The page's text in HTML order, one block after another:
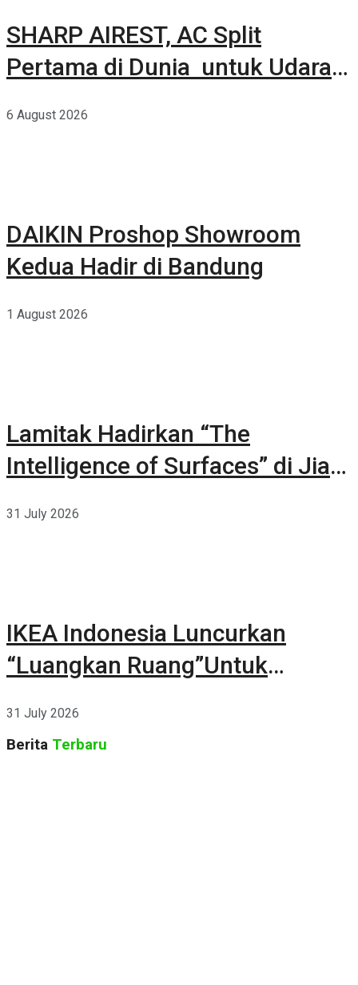
SHARP AIREST, AC Split
Pertama di Dunia untuk Udara
6 August 2026
DAIKIN Proshop Showroom
Kedua Hadir di Bandung
1 August 2026
Lamitak Hadirkan “The
Intelligence of Surfaces” di Jia
31 July 2026
IKEA Indonesia Luncurkan
“Luangkan Ruang”Untuk
31 July 2026
Berita Terbaru